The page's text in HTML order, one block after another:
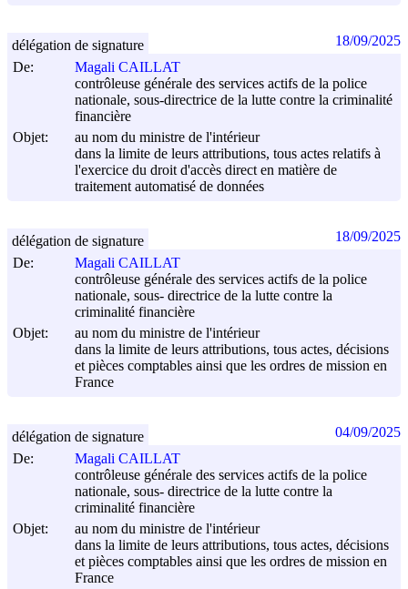
De:
Magali CAILLAT
contrôleuse générale des services actifs de la police
nationale, sous-directrice de la lutte contre la criminalité
financière
Objet:
au nom du ministre de l'intérieur
dans la limite de leurs attributions, tous actes relatifs à
l'exercice du droit d'accès direct en matière de
traitement automatisé de données
délégation de signature 18/09/2025
De:
Magali CAILLAT
contrôleuse générale des services actifs de la police
nationale, sous- directrice de la lutte contre la
criminalité financière
Objet:
au nom du ministre de l'intérieur
dans la limite de leurs attributions, tous actes, décisions
et pièces comptables ainsi que les ordres de mission en
France
délégation de signature 18/09/2025
De:
Magali CAILLAT
contrôleuse générale des services actifs de la police
nationale, sous- directrice de la lutte contre la
criminalité financière
Objet:
au nom du ministre de l'intérieur
dans la limite de leurs attributions, tous actes, décisions
et pièces comptables ainsi que les ordres de mission en
France
délégation de signature 04/09/2025